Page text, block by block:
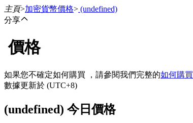
合約
主頁>加密貨幣價格> (undefined)
分享
價格
如果您不確定如何購買 ，請參閱我們完整的如何購買
數據更新於 (UTC+8)
(undefined) 今日價格